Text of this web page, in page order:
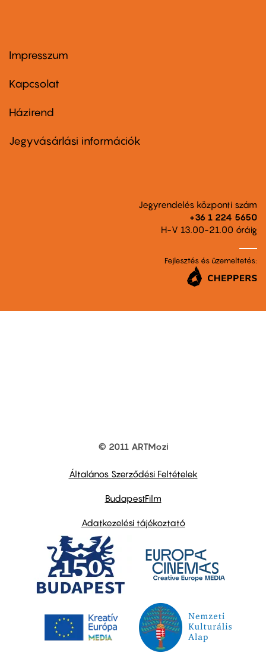
Footer
first
Impresszum
Kapcsolat
Footer
second
Házirend
Jegyvásárlási információk
Jegyrendelés központi szám
+36 1 224 5650
H-V 13.00-21.00 óráig
Fejlesztés és üzemeltetés:
© 2011 ARTMozi
Általános Szerződési Feltételek
BudapestFilm
Adatkezelési tájékoztató